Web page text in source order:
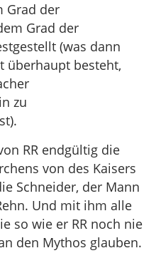
Grad der
Grad der
(was dann
überhaupt besteht,
zu
RR endgültig die
von des Kaisers
Schneider, der Mann
Und mit ihm alle
so wie er RR noch nie
den Mythos glauben.